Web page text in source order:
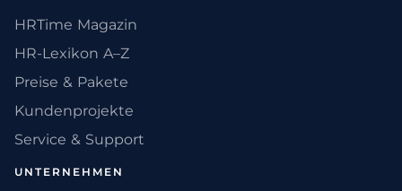
HRTime Magazin
HR-Lexikon A–Z
Preise & Pakete
Kundenprojekte
Service & Support
UNTERNEHMEN